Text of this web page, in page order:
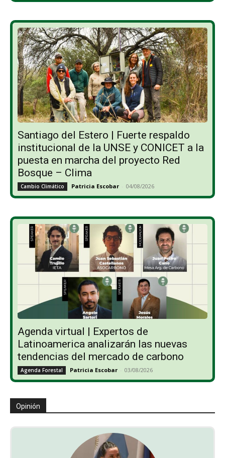
Santiago del Estero | Fuerte respaldo
institucional de la UNSE y CONICET a la
puesta en marcha del proyecto Red
Bosque – Clima
Cambio Climático Patricia Escobar - 04/08/2026
Agenda virtual | Expertos de
Latinoamerica analizarán las nuevas
tendencias del mercado de carbono
Agenda Forestal Patricia Escobar - 03/08/2026
Opinión